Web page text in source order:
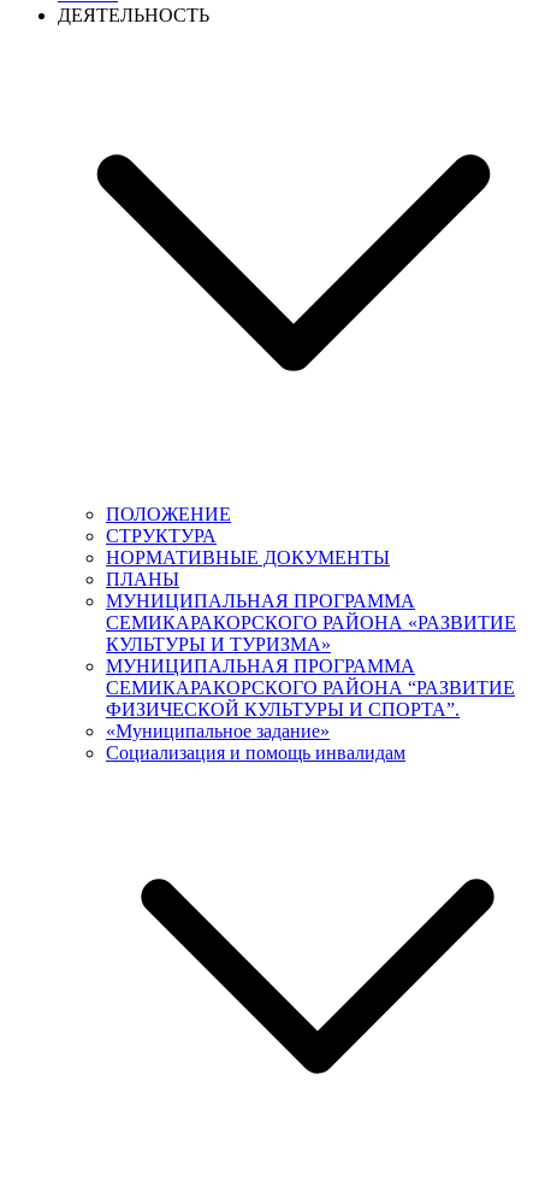
ДЕЯТЕЛЬНОСТЬ
ПОЛОЖЕНИЕ
СТРУКТУРА
НОРМАТИВНЫЕ ДОКУМЕНТЫ
ПЛАНЫ
МУНИЦИПАЛЬНАЯ ПРОГРАММА
СЕМИКАРАКОРСКОГО РАЙОНА «РАЗВИТИЕ
КУЛЬТУРЫ И ТУРИЗМА»
МУНИЦИПАЛЬНАЯ ПРОГРАММА
СЕМИКАРАКОРСКОГО РАЙОНА “РАЗВИТИЕ
ФИЗИЧЕСКОЙ КУЛЬТУРЫ И СПОРТА”.
«Муниципальное задание»
Социализация и помощь инвалидам